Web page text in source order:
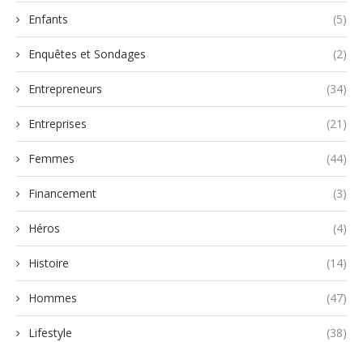
Enfants (5)
Enquêtes et Sondages (2)
Entrepreneurs (34)
Entreprises (21)
Femmes (44)
Financement (3)
Héros (4)
Histoire (14)
Hommes (47)
Lifestyle (38)